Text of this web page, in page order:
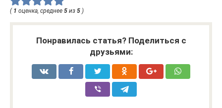
( 1 оценка, среднее 5 из 5 )
Понравилась статья? Поделиться с
друзьями: